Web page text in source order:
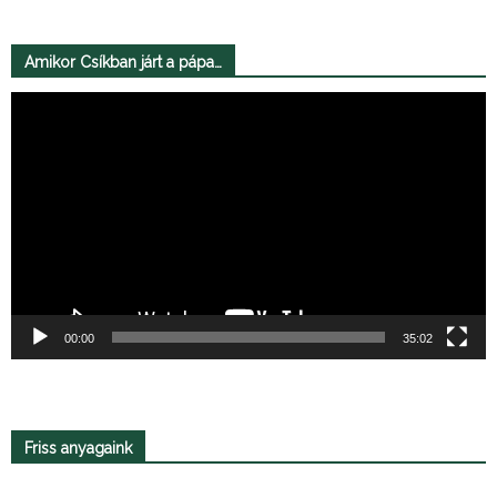
Amikor Csíkban járt a pápa…
00:00 35:02
Friss anyagaink